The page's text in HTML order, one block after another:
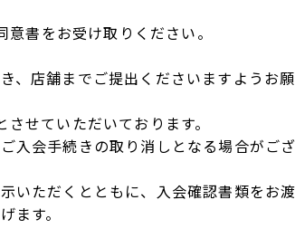
書をお受け取りください。
店舗までご提出くださいますようお願
させていただいております。
会手続きの取り消しとなる場合がござ
ただくとともに、入会確認書類をお渡
ます。